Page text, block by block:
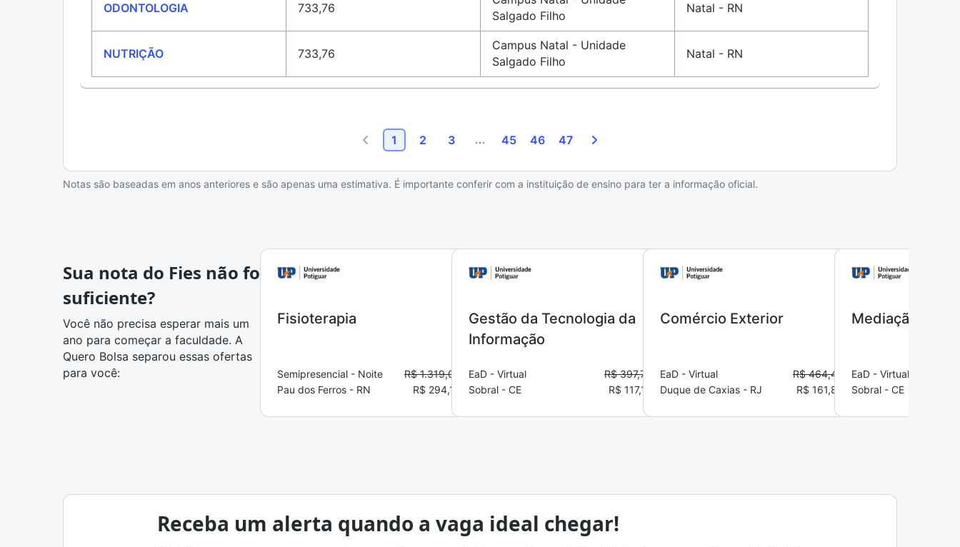
ODONTOLOGIA 733,76
Salgado Filho
Natal - RN
NUTRIÇÃO 733,76
Campus Natal - Unidade
Salgado Filho
Natal - RN
1 2 3 45 46 47
Notas são baseadas em anos anteriores e são apenas uma estimativa. É importante conferir com a instituição de ensino para ter a informação oficial.
Sua nota do Fies não foi
suficiente?
Você não precisa esperar mais um
ano para começar a faculdade. A
Quero Bolsa separou essas ofertas
para você:
Fisioterapia
Semipresencial - Noite
R$ 1.319,00
Pau dos Ferros - RN
R$ 294,14
Gestão da Tecnologia da
Informação
EaD - Virtual
R$ 397,78
Sobral - CE
R$ 117,19
Comércio Exterior
EaD - Virtual
R$ 464,44
Duque de Caxias - RJ
R$ 161,86
Mediação
EaD - Virtual
Sobral - CE
Receba um alerta quando a vaga ideal chegar!